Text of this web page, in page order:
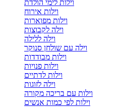
וילות לימי הולדת
וילות אירוח
וילות מפוארות
וילה לקבוצות
וילה ללילה
וילה עם שולחן סנוקר
וילות מבודדות
וילות פנויות
וילות לדתיים
וילה לזוגות
וילות עם בריכה מקורה
וילות לפי כמות אנשים